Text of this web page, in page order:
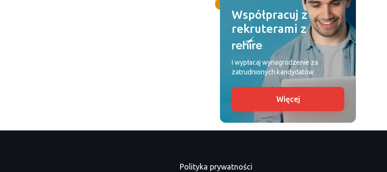
Współpracuj z
rekruterami z
I wypłacaj wynagrodzenie za
zatrudnionych kandydatów
Więcej
Polityka prywatności